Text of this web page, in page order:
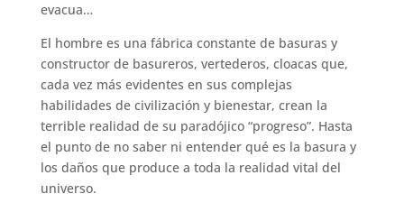
evacua…
El hombre es una fábrica constante de basuras y
constructor de basureros, vertederos, cloacas que,
cada vez más evidentes en sus complejas
habilidades de civilización y bienestar, crean la
terrible realidad de su paradójico “progreso”. Hasta
el punto de no saber ni entender qué es la basura y
los daños que produce a toda la realidad vital del
universo.